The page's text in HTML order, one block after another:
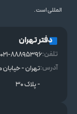
المللی است .
دفتر تهران
تلفن:021-88895396 | 021-88899255
آدرس:
- پلاک ۳۰